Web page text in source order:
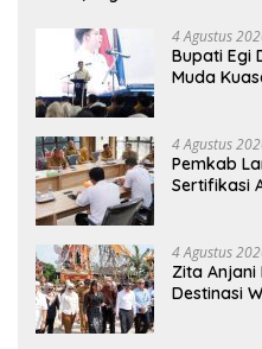
4 Agustus
Bupati Egi
Muda
4 Agustus
Pemkab
Sertifikasi
4 Agustus
Zita
Destinasi